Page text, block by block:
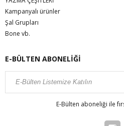
Kampanyalı ürünler
Şal Grupları
Bone vb.
E-BÜLTEN ABONELİĞİ
E-Bülten aboneliği ile